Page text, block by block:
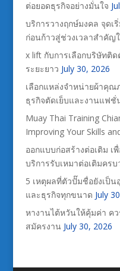
ต่อยอดธุรกิจอย่างมั่นใจ
บริการวางฤกษ์มงคล จุดเ
ก่อนก้าวสู่ช่วงเวลาสำคัญ
x lift กับการเลือกบริษัทติ
ระยะยาว July 30, 2026
เลือกแหล่งจำหน่ายผ้าคุณ
ธุรกิจตัดเย็บและงานแฟชั่
Muay Thai Training
Improving Your Skills
ออกแบบก่อสร้างต่อเติม
บริการรับเหมาต่อเติมครบ
5 เหตุผลที่ตัวปั๊มชื่อยังเป็
และธุรกิจทุกขนาด July
หางานไต้หวันให้คุ้มค่า ค
สมัครงาน July 30, 2026